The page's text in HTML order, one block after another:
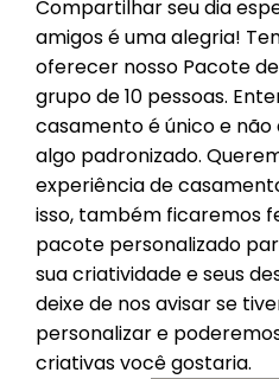
Compartilhar seu dia
amigos é uma alegria!
oferecer nosso Pacote
grupo de 10 pessoas.
casamento é único e
algo padronizado.
experiência de
isso, também ficaremos
pacote personalizado
sua criatividade e seus
deixe de nos avisar se
personalizar e
criativas você gostaria.